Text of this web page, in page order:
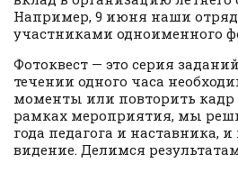
Например, 9 июня наши
участниками одноименного
Фотоквест — это серия
течении одного часа
моменты или повторить кадр
рамках мероприятия, мы
года педагога и наставника,
видение. Делимся